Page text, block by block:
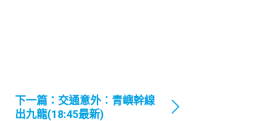
下一篇：交通意外︰青嶼幹線
出九龍(18:45最新)